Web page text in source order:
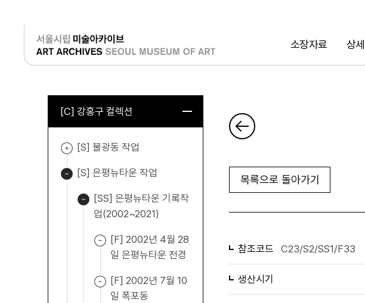
소장자료 상
로그인
[C] 강홍구 컬렉션
[S] 불광동 작업
[S] 은평뉴타운 작업
[SS] 은평뉴타운 기록작
업(2002~2021)
[F] 2002년 4월 28
일 은평뉴타운 전경
[F] 2002년 7월 10
일 폭포동
목록으로 돌아가기
참조코드 C23/S2/SS1/F33
생산시기